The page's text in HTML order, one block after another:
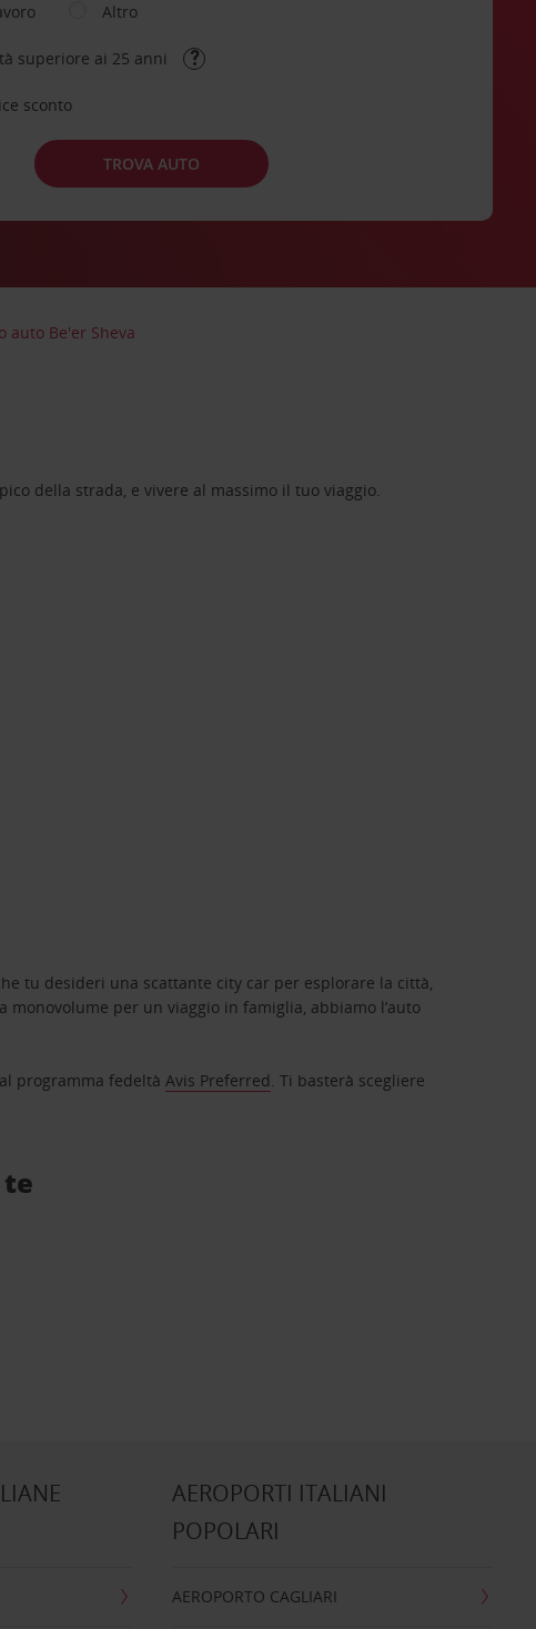
Altro
superiore ai 25 anni
sconto
TROVA AUTO
auto Be'er Sheva
della strada, e vivere al massimo il tuo viaggio.
tu desideri una scattante city car per esplorare la città,
per un viaggio in famiglia, abbiamo l’auto
programma fedeltàAvis Preferred. Ti basterà scegliere
AEROPORTI ITALIANI
POPOLARI
AEROPORTO CAGLIARI